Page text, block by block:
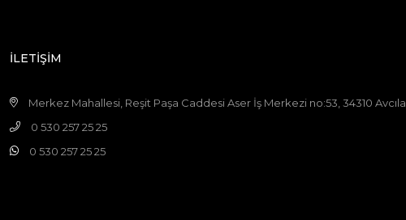
İLETİŞİM
Merkez Mahallesi, Reşit Paşa Caddesi Aser İş Merkezi no:53, 34310
0 530 257 25 25
0 530 257 25 25